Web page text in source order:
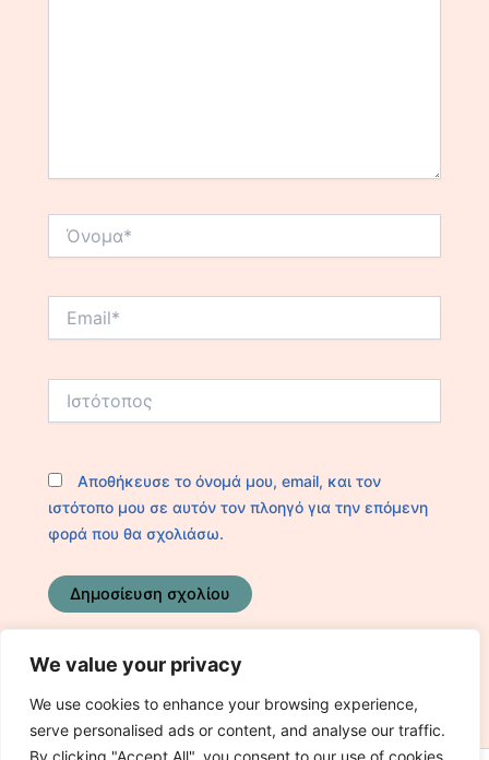
We value your privacy
We use cookies to enhance your browsing experience,
serve personalised ads or content, and analyse our traffic.
By clicking "Accept All", you consent to our use of cookies.
Αποθήκευσε το όνομά μου, email, και τον
ιστότοπο μου σε αυτόν τον πλοηγό για την επόμενη
φορά που θα σχολιάσω.